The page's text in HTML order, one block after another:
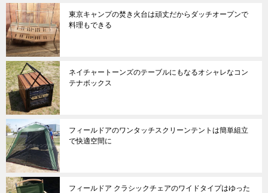
東京キャンプの焚き火台は頑丈だからダッチオープンで
料理もできる
ネイチャートーンズのテーブルにもなるオシャレなコン
テナボックス
フィールドアのワンタッチスクリーンテントは簡単組立
で快適空間に
フィールドア クラシックチェアのワイドタイプはゆった